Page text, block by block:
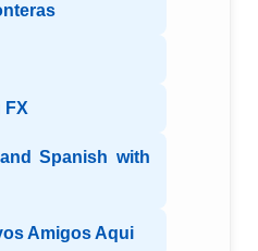
FX
Spanish with
Amigos Aqui